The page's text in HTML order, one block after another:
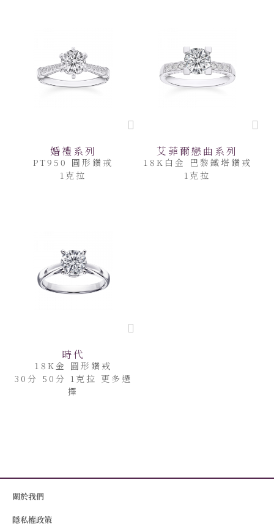
婚禮系列
PT950 圓形鑽戒
1克拉
艾菲爾戀曲系列
18K白金 巴黎鐵塔鑽戒
1克拉
時代
18K金 圓形鑽戒
30分 50分 1克拉 更多選
擇
關於我們
隱私權政策